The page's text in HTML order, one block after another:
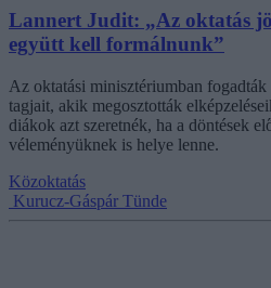
Lannert Judit: „Az oktatás
együtt kell formálnunk”
Az oktatási minisztériumban
tagjait, akik megosztották
diákok azt szeretnék, ha a döntések
véleményüknek is helye lenne.
Közoktatás
Kurucz-Gáspár Tünde